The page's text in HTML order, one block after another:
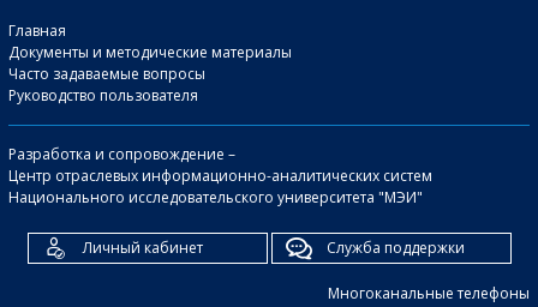
Главная
Документы и методические материалы
Часто задаваемые вопросы
Руководство пользователя
Разработка и сопровождение –
Центр отраслевых информационно-аналитических систем
Национального исследовательского университета "МЭИ"
Личный кабинет Служба поддержки
Многоканальные телефоны